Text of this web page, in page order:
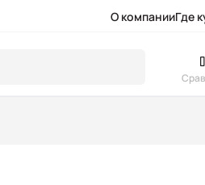
О компанииГде